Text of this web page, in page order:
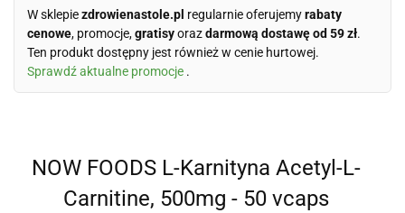
W sklepiezdrowienastole.pl regularnie oferujemyrabaty
cenowe, promocje,gratisyorazdarmową dostawę od 59 zł.
Ten produkt dostępny jest również w cenie hurtowej.
Sprawdź aktualne promocje .
NOW FOODS L-Karnityna Acetyl-L-
Carnitine, 500mg - 50 vcaps